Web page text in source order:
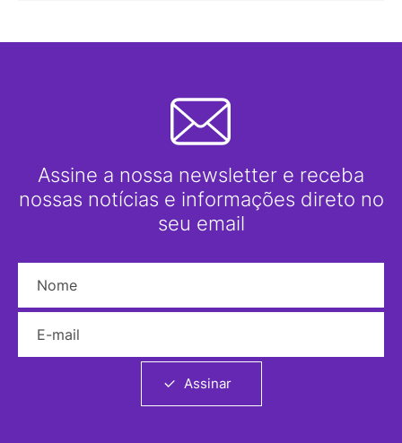
Assine a nossa newsletter e receba
nossas notícias e informações direto no
seu email
Assinar